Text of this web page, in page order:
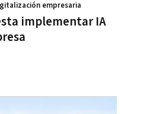
implementar IA
empresaria